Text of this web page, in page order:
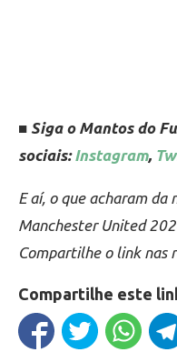
■ Siga o Mantos do
sociais:Instagram,
E aí, o que acharam
Manchester United
Compartilhe o link nas
Compartilhe este